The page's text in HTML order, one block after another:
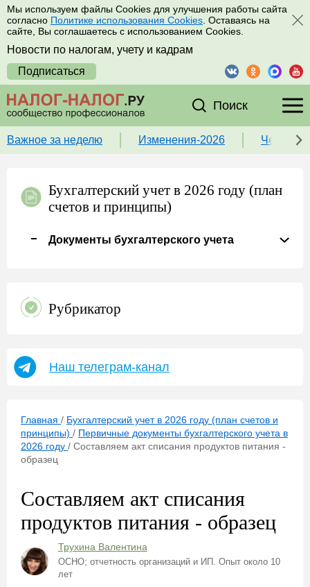
Мы используем файлы Cookies для улучшения работы сайта
согласно Политике использования Cookies . Оставаясь на
сайте, Вы соглашаетесь с использованием Cookies.
Новости по налогам, учету и кадрам
Подписаться
Поиск
Важное за неделю Изменения-2026 Чек-
Бухгалтерский учет в 2026 году (план
счетов и принципы)
Документы бухгалтерского учета
Рубрикатор
Наш телеграм-канал
Главная / Бухгалтерский учет в 2026 году (план счетов и
принципы) / Первичные документы бухгалтерского учета в
2026 году / Составляем акт списания продуктов питания -
образец
Составляем акт списания
продуктов питания - образец
Трухина Валентина
ОСНО; отчетность организаций и ИП. Опыт около 10
лет